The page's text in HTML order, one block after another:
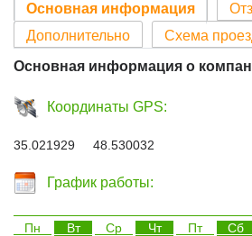
Основная информация
Дополнительно
Схема
Основная информация о
Координаты GPS:
35.021929 48.530032
График работы:
Пн Вт Ср Чт Пт Сб